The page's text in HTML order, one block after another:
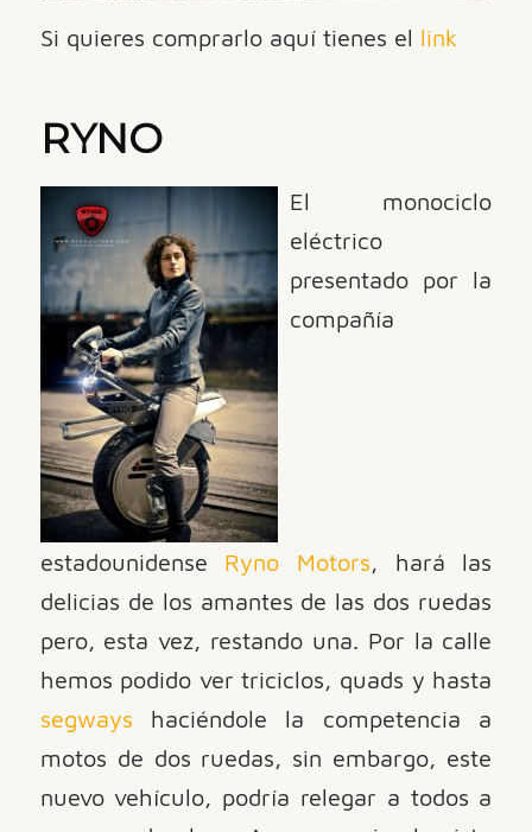
Si quieres comprarlo aquí tienes el link
RYNO
El monociclo
eléctrico
presentado por la
compañía
estadounidense Ryno Motors, hará las
delicias de los amantes de las dos ruedas
pero, esta vez, restando una. Por la calle
hemos podido ver triciclos, quads y hasta
segways haciéndole la competencia a
motos de dos ruedas, sin embargo, este
nuevo vehículo, podría relegar a todos a